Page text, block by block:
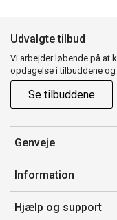
Udvalgte tilbud
Vi arbejder løbende på at
opdagelse i tilbuddene og
Se tilbuddene
Genveje
Min side
Ordrehistorik
Gavekort
Information
Salgsbetingelser
Hjælp og support